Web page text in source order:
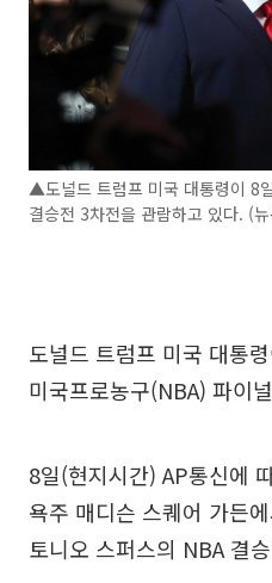
▲도널드 트럼프 미국 대통령이 8
결승전 3차전을 관람하고 있다. (
도널드 트럼프 미국 대통
미국프로농구(NBA) 파이
8일(현지시간) AP통신에
욕주 매디슨 스퀘어 가든
토니오 스퍼스의 NBA 결